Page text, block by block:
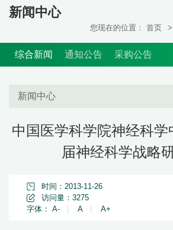
新闻中心
您现在的位置： 首页 >
综合新闻 通知公告 采购公告
新闻中心
中国医学科学院神经科学
届神经科学战略
时间：2013-11-26
访问量： 3275
字体： A- A A+